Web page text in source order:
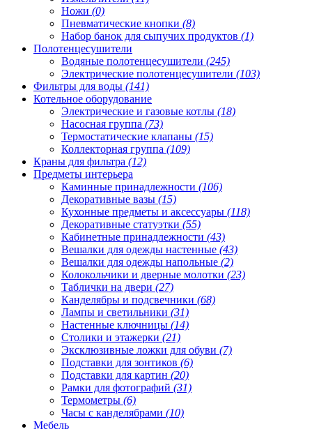
Ножи (0)
Пневматические кнопки (8)
Набор банок для сыпучих продуктов (1)
Полотенцесушители
Водяные полотенцесушители (245)
Электрические полотенцесушители (103)
Фильтры для воды (141)
Котельное оборудование
Электрические и газовые котлы (18)
Насосная группа (73)
Термостатические клапаны (15)
Коллекторная группа (109)
Краны для фильтра (12)
Предметы интерьера
Каминные принадлежности (106)
Декоративные вазы (15)
Кухонные предметы и аксессуары (118)
Декоративные статуэтки (55)
Кабинетные принадлежности (43)
Вешалки для одежды настенные (43)
Вешалки для одежды напольные (2)
Колокольчики и дверные молотки (23)
Таблички на двери (27)
Канделябры и подсвечники (68)
Лампы и светильники (31)
Настенные ключницы (14)
Столики и этажерки (21)
Эксклюзивные ложки для обуви (7)
Подставки для зонтиков (6)
Подставки для картин (20)
Рамки для фотографий (31)
Термометры (6)
Часы с канделябрами (10)
Мебель